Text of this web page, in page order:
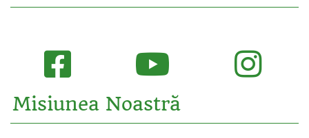
Misiunea Noastră